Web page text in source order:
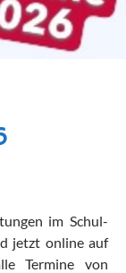
im Schul-
jetzt online auf
Termine von